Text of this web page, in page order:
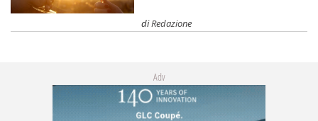
diRedazione
Adv